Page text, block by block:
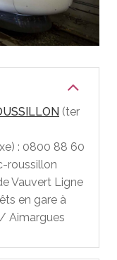
(ter
: 0800 88 60
roussillon
Vauvert Ligne
en gare à
Aimargues